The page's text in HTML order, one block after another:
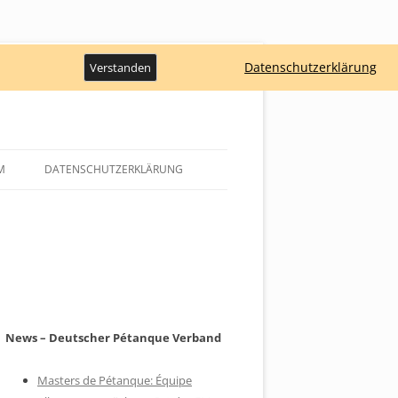
DATENSCHUTZERKLÄRUNG
News – Deutscher Pétanque Verband
Masters de Pétanque: Équipe
Verstanden Datenschutzerklärung